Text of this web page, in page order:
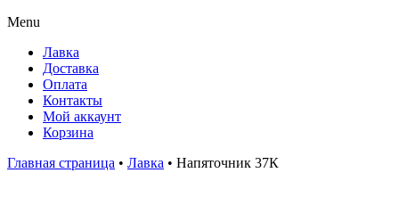
Menu
Лавка
Доставка
Оплата
Контакты
Мой аккаунт
Корзина
Главная страница • Лавка • Напяточник 37К